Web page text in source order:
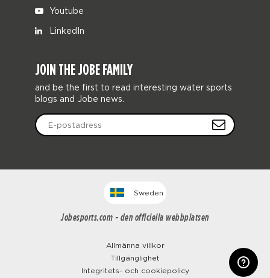
Youtube
LinkedIn
JOIN THE JOBE FAMILY
and be the first to read interesting water sports
blogs and Jobe news.
Sweden
Jobesports.com - den officiella webbplatsen
Allmänna villkor
Tillgänglighet
Integritets- och cookiepolicy